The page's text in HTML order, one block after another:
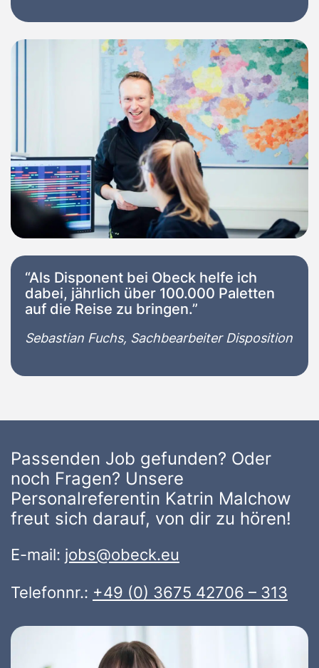
“Als Disponent bei Obeck helfe ich
dabei, jährlich über 100.000 Paletten
auf die Reise zu bringen.”
Sebastian Fuchs, Sachbearbeiter Disposition
Passenden Job gefunden? Oder
noch Fragen? Unsere
Personalreferentin Katrin Malchow
freut sich darauf, von dir zu hören!
E-mail: jobs@obeck.eu
Telefonnr.: +49 (0) 3675 42706 – 313